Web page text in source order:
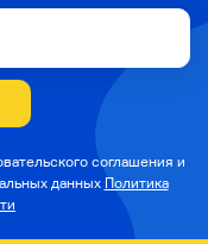
о гитаре исоглашения и
данных Политика